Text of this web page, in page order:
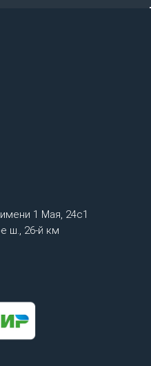
1 Мая, 24с1
ш., 26-й км